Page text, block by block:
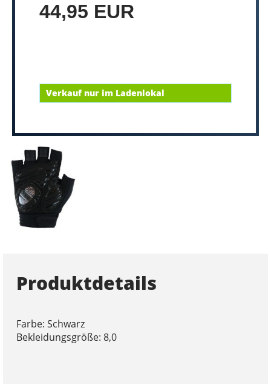
44,95 EUR
Verkauf nur im Ladenlokal
Produktdetails
Farbe: Schwarz
Bekleidungsgröße: 8,0